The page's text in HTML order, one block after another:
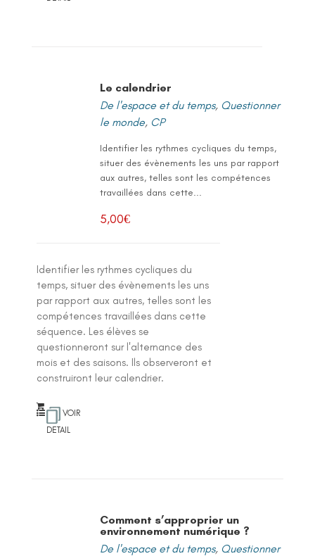
Le calendrier
De l'espace et du temps, Questionner
le monde, CP
Identifier les rythmes cycliques du temps,
situer des évènements les uns par rapport
aux autres, telles sont les compétences
travaillées dans cette...
5,00€
Identifier les rythmes cycliques du
temps, situer des évènements les uns
par rapport aux autres, telles sont les
compétences travaillées dans cette
séquence. Les élèves se
questionneront sur l'alternance des
mois et des saisons. Ils observeront et
construiront leur calendrier.
VOIR
DETAIL
Comment s’approprier un
environnement numérique ?
De l'espace et du temps, Questionner